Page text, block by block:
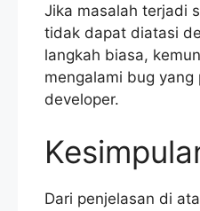
Jika masalah terjadi
tidak dapat diatasi
langkah biasa,
mengalami bug
developer.
Dari penjelasan di